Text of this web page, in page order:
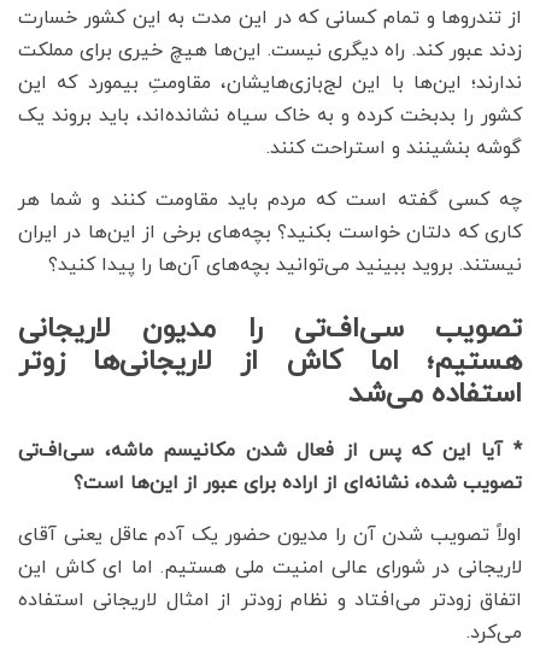
از تندروها و تمام کسانی که در این مدت به این کشور خسارت
زدند عبور کند. راه دیگری نیست. این‌ها هیچ خیری برای مملکت
ندارند؛ این‌ها با این لج‌بازی‌هایشان، مقاومتِ بیمورد که این
کشور را بدبخت کرده و به خاک سیاه نشانده‌اند، باید بروند یک
گوشه بنشینند و استراحت کنند.
چه کسی گفته است که مردم باید مقاومت کنند و شما هر
کاری که دلتان خواست بکنید؟ بچه‌های برخی از این‌ها در ایران
نیستند. بروید ببینید می‌توانید بچه‌های آن‌ها را پیدا کنید؟
تصویب سی‌اف‌تی را مدیون لاریجانی
هستیم؛ اما کاش از لاریجانی‌ها زوتر
استفاده می‌شد
* آیا این که پس از فعال شدن مکانیسم ماشه، سی‌اف‌تی
تصویب شده، نشانه‌ای از اراده برای عبور از این‌ها است؟
اولاً تصویب شدن آن را مدیون حضور یک آدم عاقل یعنی آقای
لاریجانی در شورای عالی امنیت ملی هستیم. اما ای کاش این
اتفاق زودتر می‌افتاد و نظام زودتر از امثال لاریجانی استفاده
می‌کرد.